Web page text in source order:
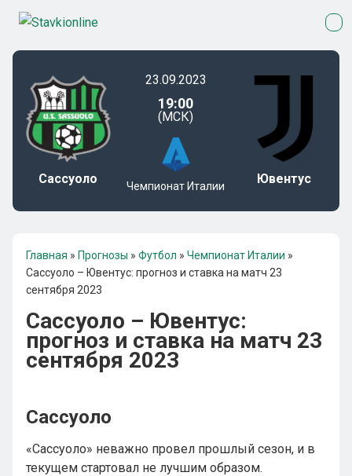
Сассуоло
23.09.2023
19:00
(МСК)
Чемпионат Италии Ювентус
Главная » Прогнозы » Футбол » Чемпионат Италии »
Сассуоло – Ювентус: прогноз и ставка на матч 23
сентября 2023
Сассуоло – Ювентус:
прогноз и ставка на матч 23
сентября 2023
Сассуоло
«Сассуоло» неважно провел прошлый сезон, и в
текущем стартовал не лучшим образом.